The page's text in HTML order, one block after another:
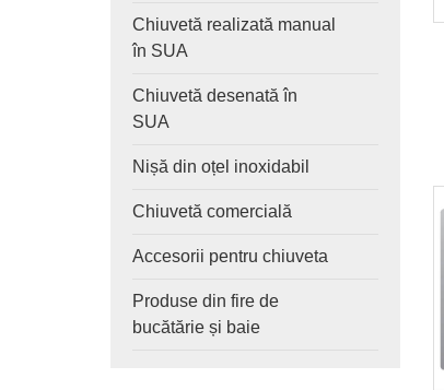
Chiuvetă realizată manual
în SUA
Chiuvetă desenată în
SUA
Nișă din oțel inoxidabil
Chiuvetă comercială
Accesorii pentru chiuveta
Produse din fire de
bucătărie și baie